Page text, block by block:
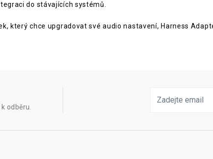
do stávajících systémů.
který chce upgradovat své audio nastavení, Harness
odběru.